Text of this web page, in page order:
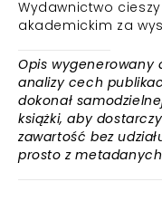
Wydawnictwo
akademickim za
Opis
analizy cech
dokonał
książki, aby
zawartość bez
prosto z